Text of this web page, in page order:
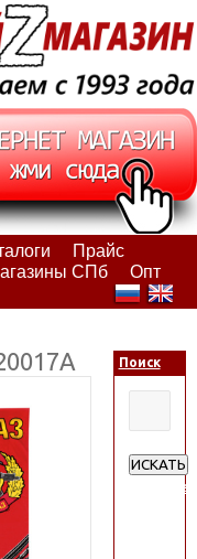
Прайс
СПб
Опт
Поиск
ИСКАТЬ